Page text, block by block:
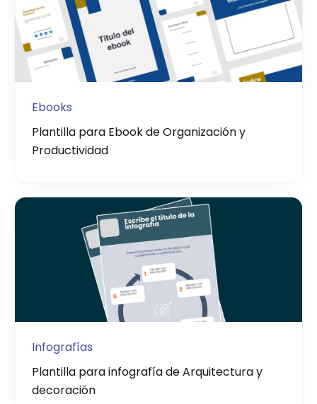
Ebooks
Plantilla para Ebook de Organización y
Productividad
Infografías
Plantilla para infografía de Arquitectura y
decoración